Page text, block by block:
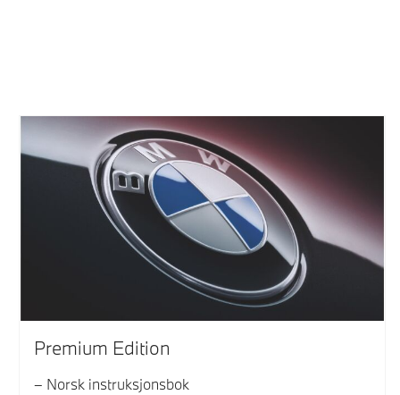
Premium Edition
Norsk instruksjonsbok